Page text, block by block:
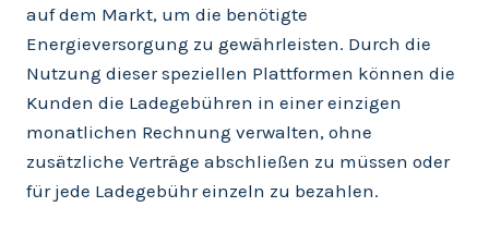
auf dem Markt, um die benötigte
Energieversorgung zu gewährleisten. Durch die
Nutzung dieser speziellen Plattformen können die
Kunden die Ladegebühren in einer einzigen
monatlichen Rechnung verwalten, ohne
zusätzliche Verträge abschließen zu müssen oder
für jede Ladegebühr einzeln zu bezahlen.